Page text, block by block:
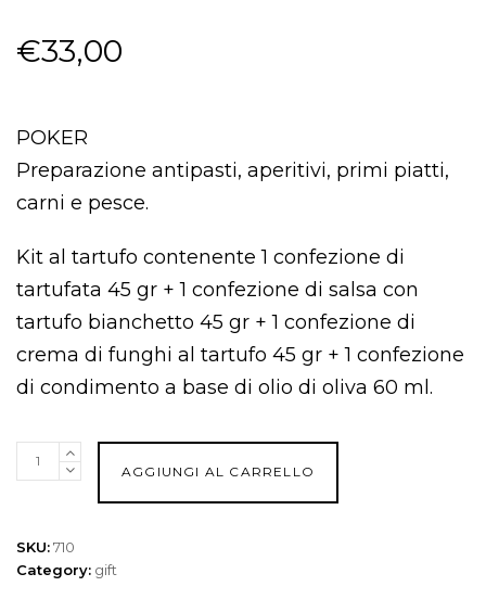
€33,00
POKER
Preparazione antipasti, aperitivi, primi piatti,
carni e pesce.
Kit al tartufo contenente 1 confezione di
tartufata 45 gr + 1 confezione di salsa con
tartufo bianchetto 45 gr + 1 confezione di
crema di funghi al tartufo 45 gr + 1 confezione
di condimento a base di olio di oliva 60 ml.
AGGIUNGI AL CARRELLO
SKU:710
Category: gift